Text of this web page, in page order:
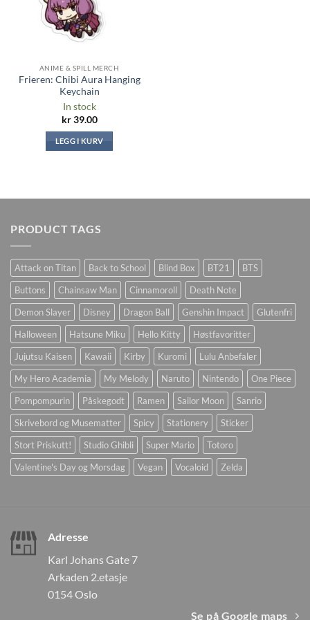
ANIME & SPILL MERCH
Frieren: Chibi Aura Hanging
Keychain
In stock
kr39.00
LEGG I KURV
PRODUCT TAGS
Attack on Titan Back to School Blind Box BT21
BTS
Buttons
Chainsaw Man Cinnamoroll
Death Note
Demon Slayer
Disney Dragon Ball Genshin Impact
Glutenfri
Halloween
Hatsune Miku Hello Kitty
Høstfavoritter
Jujutsu Kaisen
Kawaii Kirby Kuromi
Lulu Anbefaler
My Hero Academia
My Melody Naruto Nintendo
One Piece
Pompompurin
Påskegodt Ramen Sailor Moon
Sanrio
Skrivebord og Musematter
Spicy Stationery
Sticker
Stort Priskutt!
Studio Ghibli Super Mario
Totoro
Valentine's Day og Morsdag
Vegan Vocaloid Zelda
Adresse
Karl Johans Gate 7
Arkaden 2.etasje
0154 Oslo
Se på Google maps